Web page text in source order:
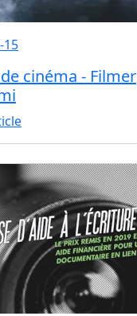
15
cinéma - Filmer